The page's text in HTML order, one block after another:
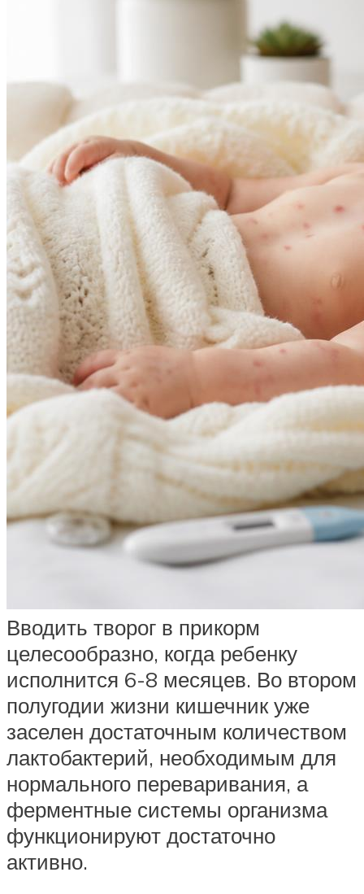
Вводить творог в прикорм
целесообразно, когда ребенку
исполнится 6-8 месяцев. Во втором
полугодии жизни кишечник уже
заселен достаточным количеством
лактобактерий, необходимым для
нормального переваривания, а
ферментные системы организма
функционируют достаточно
активно.